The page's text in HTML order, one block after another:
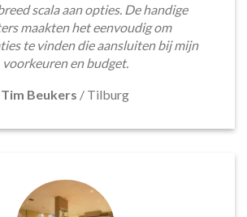
scala aan opties. De handige
maakten het eenvoudig om
te vinden die aansluiten bij mijn
voorkeuren en budget.
Tim Beukers / Tilburg